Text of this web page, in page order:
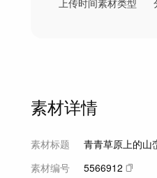
素材详情
素材标题
青青草原上的山
素材编号
5566912